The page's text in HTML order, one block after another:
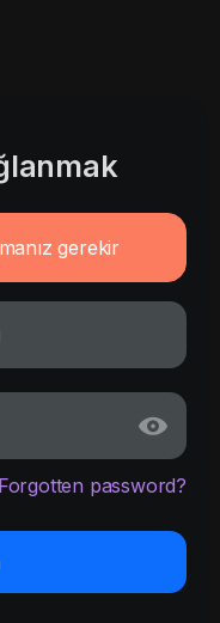
gerekir
Forgotten password?